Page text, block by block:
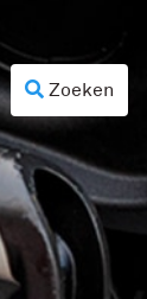
Zoeken